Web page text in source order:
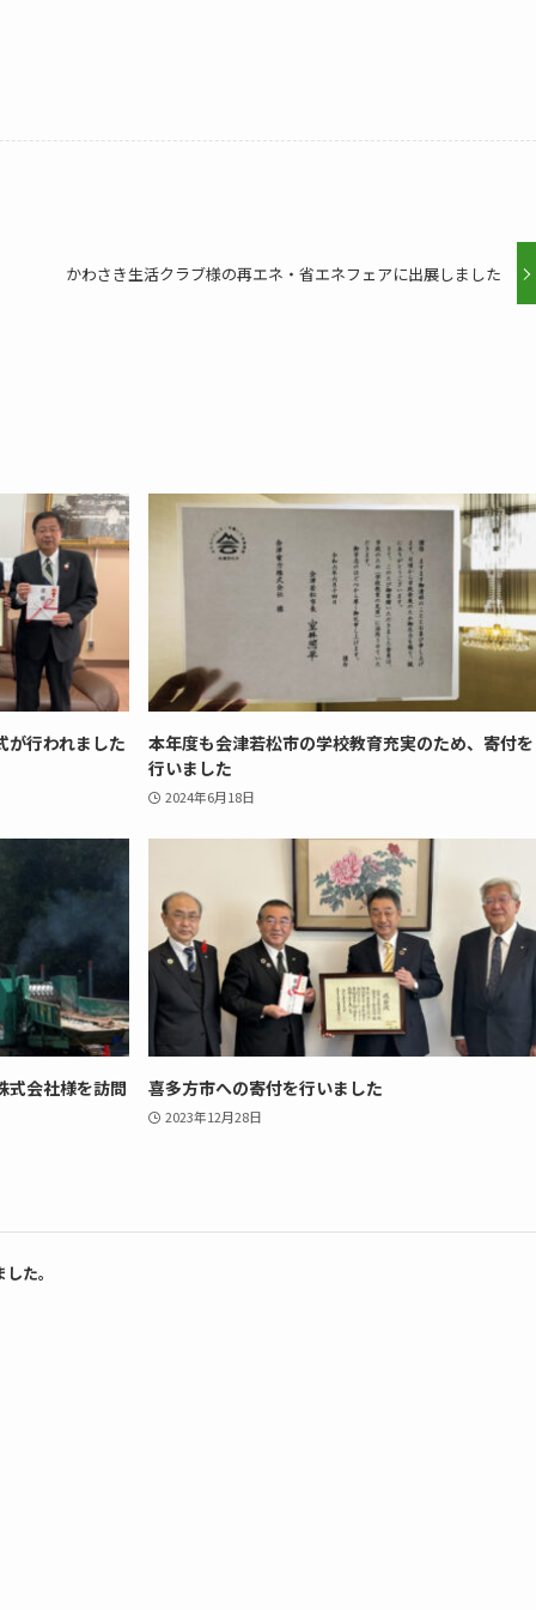
かわさき生活クラブ様の再エネ・省エネフェアに出展しました
が行われました
本年度も会津若松市の学校教育充実のため、寄付を
行いました
2024年6月18日
式会社様を訪問
喜多方市への寄付を行いました
2023年12月28日
た。